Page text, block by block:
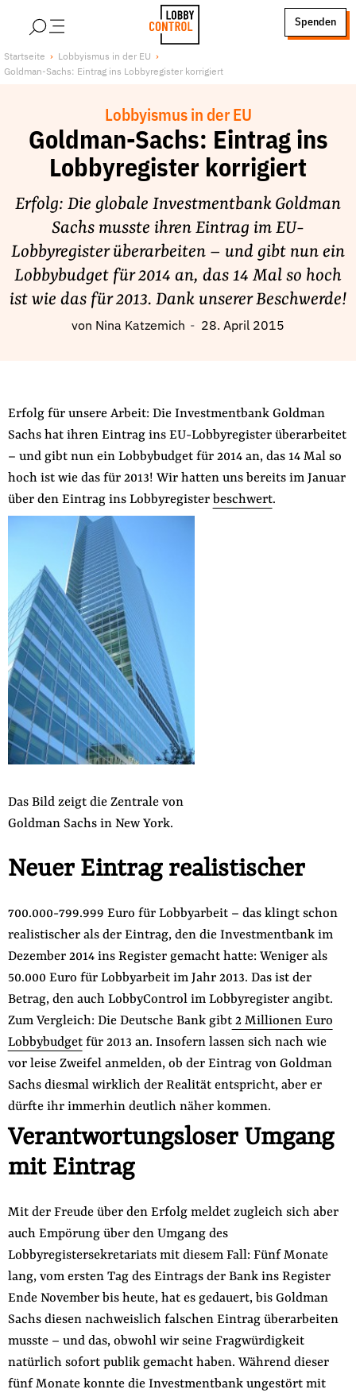
LobbyControl
StartSeite
Spenden
Über uns
Finanzierung
Publikationen und Material
Lobbykritische Stadtführungen
Unsere Schwerpunkte
Lobbykontrolle und Regeln
Lobbyismus und Klima
Macht der Digitalkonzerne
Geschenkspende
Bußgelder und Geldauflagen
Projektspende
Presse
Appelle unterzeichnen
Kontakt
Impressum
Suche
auf
der
Website
Folge Uns
FacebookMastodon
BlueskyInstagram
Startseite
Lobbyismus in der EU
Goldman-Sachs: Eintrag ins Lobbyregister korrigiert
Lobbyismus in der EU
Goldman-Sachs: Eintrag ins
Lobbyregister korrigiert
Erfolg: Die globale Investmentbank Goldman
Sachs musste ihren Eintrag im EU-
Lobbyregister überarbeiten – und gibt nun ein
Lobbybudget für 2014 an, das 14 Mal so hoch
ist wie das für 2013. Dank unserer Beschwerde!
von Nina Katzemich 28. April 2015
Erfolg für unsere Arbeit: Die Investmentbank Goldman
Sachs hat ihren Eintrag ins EU-Lobbyregister überarbeitet
– und gibt nun ein Lobbybudget für 2014 an, das 14 Mal so
hoch ist wie das für 2013! Wir hatten uns bereits im Januar
über den Eintrag ins Lobbyregister beschwert.
Das Bild zeigt die Zentrale von
Goldman Sachs in New York.
Neuer Eintrag realistischer
700.000-799.999 Euro für Lobbyarbeit – das klingt schon
realistischer als der Eintrag, den die Investmentbank im
Dezember 2014 ins Register gemacht hatte: Weniger als
50.000 Euro für Lobbyarbeit im Jahr 2013. Das ist der
Betrag, den auch LobbyControl im Lobbyregister angibt.
Zum Vergleich: Die Deutsche Bank gibt2 Millionen Euro
Lobbybudgetfür 2013 an. Insofern lassen sich nach wie
vor leise Zweifel anmelden, ob der Eintrag von Goldman
Sachs diesmal wirklich der Realität entspricht, aber er
dürfte ihr immerhin deutlich näher kommen.
Verantwortungsloser Umgang
mit Eintrag
Mit der Freude über den Erfolg meldet zugleich sich aber
auch Empörung über den Umgang des
Lobbyregistersekretariats mit diesem Fall: Fünf Monate
lang, vom ersten Tag des Eintrags der Bank ins Register
Ende November bis heute, hat es gedauert, bis Goldman
Sachs diesen nachweislich falschen Eintrag überarbeiten
musste – und das, obwohl wir seine Fragwürdigkeit
natürlich sofort publik gemacht haben. Während dieser
fünf Monate konnte die Investmentbank ungestört mit